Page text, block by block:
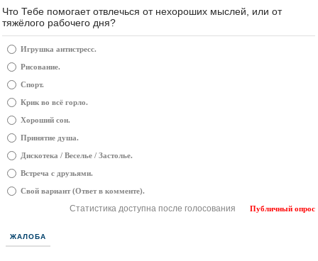
Что Тебе помогает отвлечься от нехороших мыслей, или от
тяжёлого рабочего дня?
Игрушка антистресс.
Рисование.
Спорт.
Крик во всё горло.
Хороший сон.
Принятие душа.
Дискотека / Веселье / Застолье.
Встреча с друзьями.
Свой вариант (Ответ в комменте).
Статистика доступна после голосования Публичный опрос
ЖАЛОБА